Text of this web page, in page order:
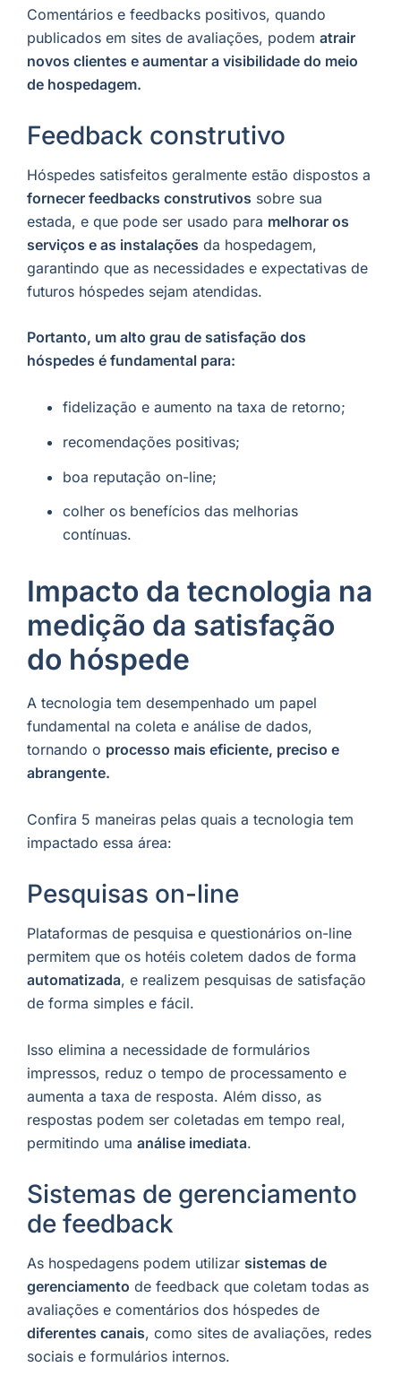
Comentários e feedbacks positivos, quando
publicados em sites de avaliações, podem atrair
novos clientes e aumentar a visibilidade do meio
de hospedagem.
Feedback construtivo
Hóspedes satisfeitos geralmente estão dispostos a
fornecer feedbacks construtivos sobre sua
estada, e que pode ser usado para melhorar os
serviços e as instalações da hospedagem,
garantindo que as necessidades e expectativas de
futuros hóspedes sejam atendidas.
Portanto, um alto grau de satisfação dos
hóspedes é fundamental para:
fidelização e aumento na taxa de retorno;
recomendações positivas;
boa reputação on-line;
colher os benefícios das melhorias
contínuas.
Impacto da tecnologia na
medição da satisfação
do hóspede
A tecnologia tem desempenhado um papel
fundamental na coleta e análise de dados,
tornando o processo mais eficiente, preciso e
abrangente.
Confira 5 maneiras pelas quais a tecnologia tem
impactado essa área:
Pesquisas on-line
Plataformas de pesquisa e questionários on-line
permitem que os hotéis coletem dados de forma
automatizada, e realizem pesquisas de satisfação
de forma simples e fácil.
Isso elimina a necessidade de formulários
impressos, reduz o tempo de processamento e
aumenta a taxa de resposta. Além disso, as
respostas podem ser coletadas em tempo real,
permitindo uma análise imediata.
Sistemas de gerenciamento
de feedback
As hospedagens podem utilizar sistemas de
gerenciamento de feedback que coletam todas as
avaliações e comentários dos hóspedes de
diferentes canais, como sites de avaliações, redes
sociais e formulários internos.